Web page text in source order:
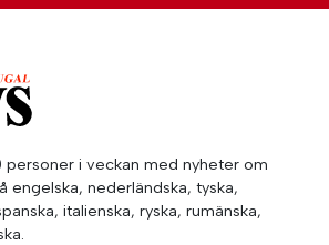
i veckan med nyheter om
engelska, nederländska, tyska,
italienska, ryska, rumänska,